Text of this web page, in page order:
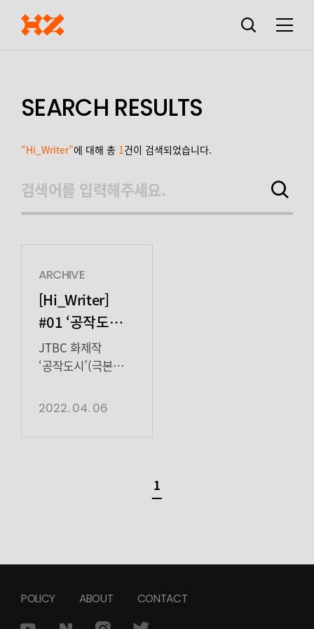
검색창
열기
메뉴
SEARCH RESULTS
“Hi_Writer”에 대해 총 1 건이 검색되었습니다.
검색어를 입력해주세요. 검색하기
ARCHIVE
[Hi_Writer]
#01 ‘공작도시’
작가 손세동의
기대
JTBC 화제작
‘공작도시’(극본
전창근 · 제작
이야기였다. 5년만에
돌아온 수애는
특유의
2022. 04. 06
1
POLICY ABOUT CONTACT